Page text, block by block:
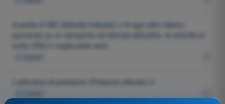
A parità di IAS (Velocità Indicata) e di ogni altro fattore,
operando su un aeroporto ad elevata altitudine, la velocità al
suolo (GS) in soglia pista sarà:
L'altitudine di pressione (Pressure altitude) è: